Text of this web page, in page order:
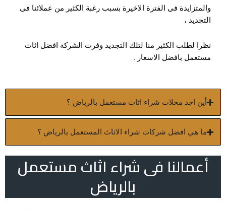
والمتزايدة فى الفترة الاخيرة بسبب رغبة الكثير من عملائنا فى
التجديد ،
نظرا لطلب الكثير منا لتلك التجديد وفرت الشركة افضل اثاث
مستعمل بافضل الاسعار .
أين اجد محلات شراء اثاث مستعمل بالرياض ؟
ما هي افضل شركات شراء الاثاث المستعمل بالرياض ؟
أعمالنا فى شراء اثاث مستعمل
بالرياض